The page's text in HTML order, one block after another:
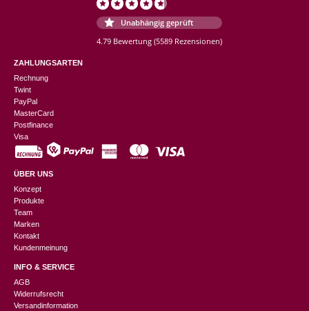
Unabhängig geprüft
4.79 Bewertung (5589 Rezensionen)
ZAHLUNGSARTEN
Rechnung
Twint
PayPal
MasterCard
Postfinance
Visa
ÜBER UNS
Konzept
Produkte
Team
Marken
Kontakt
Kundenmeinung
INFO & SERVICE
AGB
Widerrufsrecht
Versandinformation